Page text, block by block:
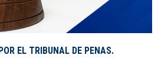
EL TRIBUNAL DE PENAS.